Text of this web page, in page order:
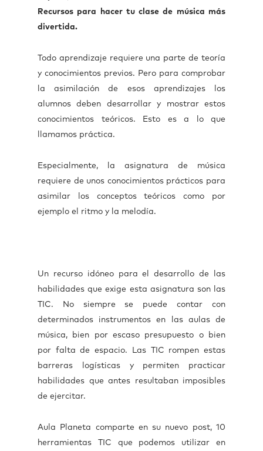
Recursos para hacer tu clase de música más
divertida.
Todo aprendizaje requiere una parte de teoría
y conocimientos previos. Pero para comprobar
la asimilación de esos aprendizajes los
alumnos deben desarrollar y mostrar estos
conocimientos teóricos. Esto es a lo que
llamamos práctica.
Especialmente, la asignatura de música
requiere de unos conocimientos prácticos para
asimilar los conceptos teóricos como por
ejemplo el ritmo y la melodía.
Un recurso idóneo para el desarrollo de las
habilidades que exige esta asignatura son las
TIC. No siempre se puede contar con
determinados instrumentos en las aulas de
música, bien por escaso presupuesto o bien
por falta de espacio. Las TIC rompen estas
barreras logísticas y permiten practicar
habilidades que antes resultaban imposibles
de ejercitar.
Aula Planeta comparte en su nuevo post, 10
herramientas TIC que podemos utilizar en